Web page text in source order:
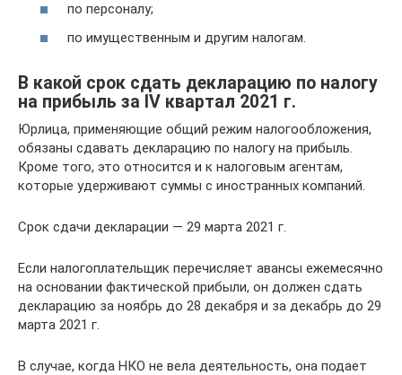
по персоналу;
по имущественным и другим налогам.
В какой срок сдать декларацию по налогу
на прибыль за IV квартал 2021 г.
Юрлица, применяющие общий режим налогообложения,
обязаны сдавать декларацию по налогу на прибыль.
Кроме того, это относится и к налоговым агентам,
которые удерживают суммы с иностранных компаний.
Срок сдачи декларации — 29 марта 2021 г.
Если налогоплательщик перечисляет авансы ежемесячно
на основании фактической прибыли, он должен сдать
декларацию за ноябрь до 28 декабря и за декабрь до 29
марта 2021 г.
В случае, когда НКО не вела деятельность, она подает